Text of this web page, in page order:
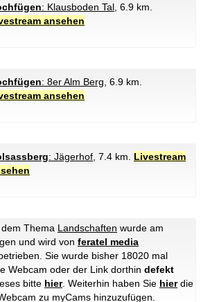
: Klausboden Tal , 6.9 km.
ansehen
: 8er Alm Berg , 6.9 km.
ansehen
: Jägerhof , 7.4 km. Livestream
Thema Landschaften wurde am
und wird von feratel media
Sie wurde bisher 18020 mal
Webcam oder der Link dorthin defekt
bitte hier. Weiterhin haben Sie hierdie
zu myCams hinzuzufügen.